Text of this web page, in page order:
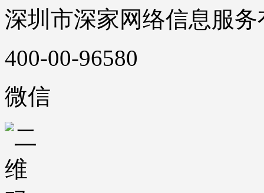
深圳市深家网络信息服
400-00-96580
微信